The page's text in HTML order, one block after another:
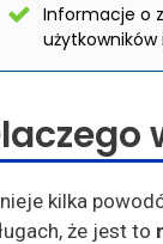
Informacje o
kilka
że jest to